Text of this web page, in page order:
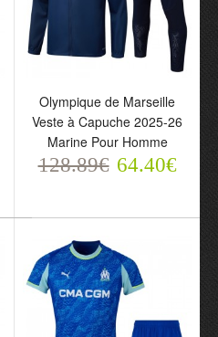
Enfant
73.55€ 29.85€
Maillot de Supporter
Olympique de Marseille
Quatrième 2025-26 Pour
Homme
Olympique de Marseille
Veste à Capuche 2025-26
Marine Pour Homme
128.89€ 64.40€